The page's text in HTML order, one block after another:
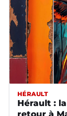
HÉRAULT
Hérault :